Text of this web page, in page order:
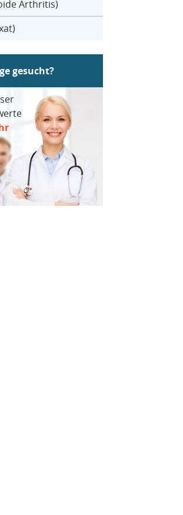
Arthritis)
gesucht?